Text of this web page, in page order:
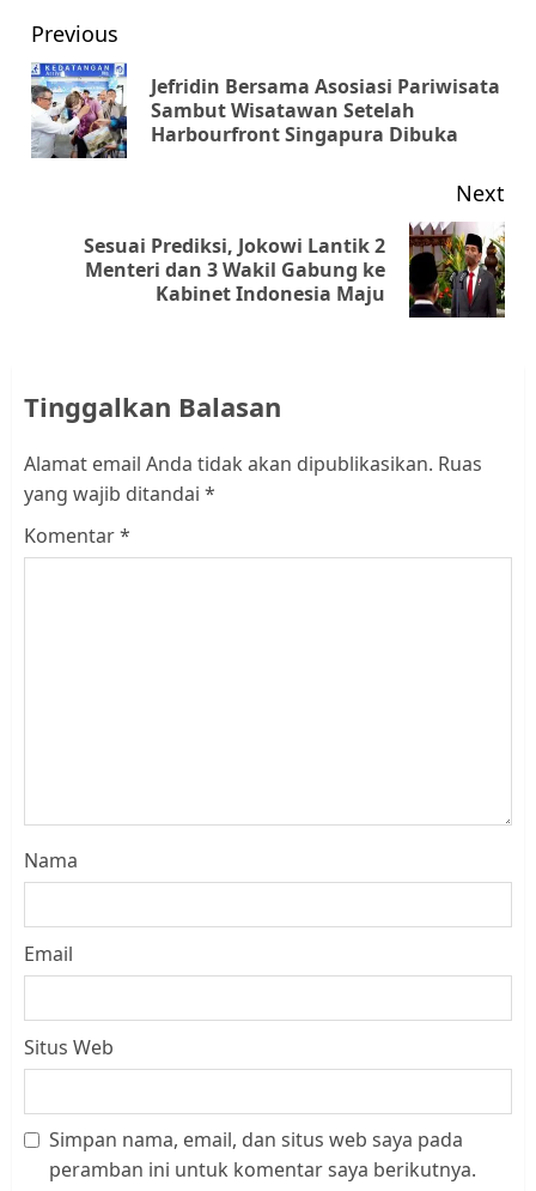
Post
navigation
Previous
Jefridin Bersama Asosiasi Pariwisata
Sambut Wisatawan Setelah
Harbourfront Singapura Dibuka
Next
Sesuai Prediksi, Jokowi Lantik 2
Menteri dan 3 Wakil Gabung ke
Kabinet Indonesia Maju
Tinggalkan Balasan
Alamat email Anda tidak akan dipublikasikan. Ruas
yang wajib ditandai *
Komentar*
Nama
Email
Situs Web
Simpan nama, email, dan situs web saya pada
peramban ini untuk komentar saya berikutnya.
Datangi Pemko Batam, Warga